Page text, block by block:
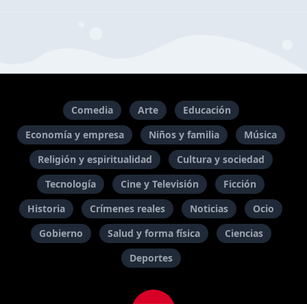
Comedia Arte
Educación
Economía y empresa
Niños y familia
Música
Religión y espiritualidad
Cultura y sociedad
Tecnología
Cine y Televisión
Ficción
Historia
Crímenes reales Noticias
Ocio
Gobierno
Salud y forma física
Ciencias
Deportes